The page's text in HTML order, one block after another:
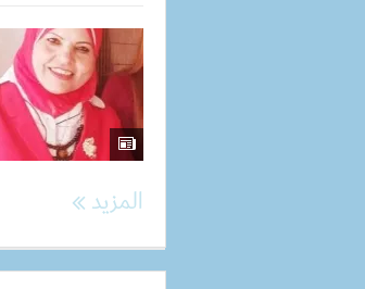
المزيد